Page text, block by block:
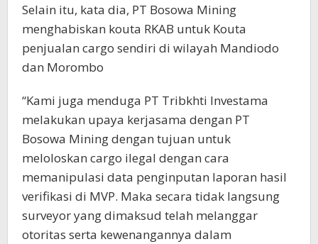
Selain itu, kata dia, PT Bosowa Mining
menghabiskan kouta RKAB untuk Kouta
penjualan cargo sendiri di wilayah Mandiodo
dan Morombo
“Kami juga menduga PT Tribkhti Investama
melakukan upaya kerjasama dengan PT
Bosowa Mining dengan tujuan untuk
meloloskan cargo ilegal dengan cara
memanipulasi data penginputan laporan hasil
verifikasi di MVP. Maka secara tidak langsung
surveyor yang dimaksud telah melanggar
otoritas serta kewenangannya dalam